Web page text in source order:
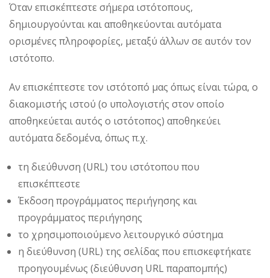
Όταν επισκέπτεστε σήμερα ιστότοπους,
δημιουργούνται και αποθηκεύονται αυτόματα
ορισμένες πληροφορίες, μεταξύ άλλων σε αυτόν τον
ιστότοπο.
Αν επισκέπτεστε τον ιστότοπό μας όπως είναι τώρα, ο
διακομιστής ιστού (ο υπολογιστής στον οποίο
αποθηκεύεται αυτός ο ιστότοπος) αποθηκεύει
αυτόματα δεδομένα, όπως π.χ.
τη διεύθυνση (URL) του ιστότοπου που
επισκέπτεστε
Έκδοση προγράμματος περιήγησης και
προγράμματος περιήγησης
το χρησιμοποιούμενο λειτουργικό σύστημα
η διεύθυνση (URL) της σελίδας που επισκεφτήκατε
προηγουμένως (διεύθυνση URL παραπομπής)